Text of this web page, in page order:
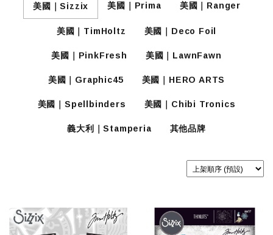
美國｜Sizzix 美國｜Prima 美國｜Ranger
美國｜TimHoltz 美國｜Deco Foil
美國｜PinkFresh 美國｜LawnFawn
美國｜Graphic45 美國｜HERO ARTS
美國｜Spellbinders 美國｜Chibi Tronics
義大利｜Stamperia 其他品牌